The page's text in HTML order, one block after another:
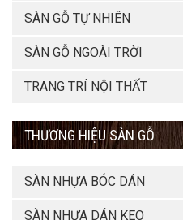
SÀN GỖ TỰ NHIÊN
SÀN GỖ NGOÀI TRỜI
TRANG TRÍ NỘI THẤT
THƯƠNG HIỆU SÀN GỖ
SÀN NHỰA BÓC DÁN
SÀN NHỰA DÁN KEO